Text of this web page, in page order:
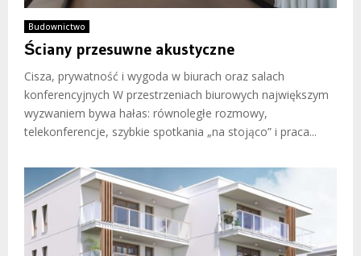
Budownictwo
Ściany przesuwne akustyczne
Cisza, prywatność i wygoda w biurach oraz salach
konferencyjnych W przestrzeniach biurowych największym
wyzwaniem bywa hałas: równoległe rozmowy,
telekonferencje, szybkie spotkania „na stojąco” i praca...